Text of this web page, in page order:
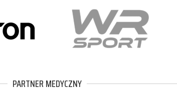
PARTNER MEDYCZNY